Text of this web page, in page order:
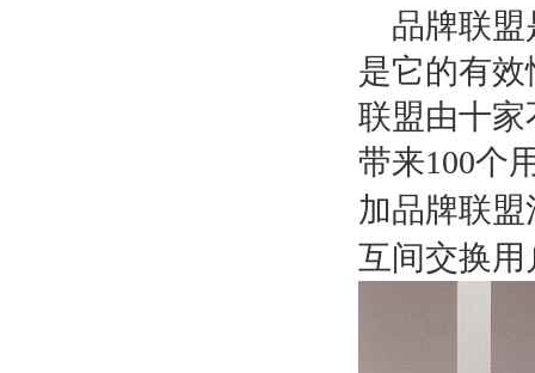
品牌联
是它的有
联盟由十家
带来100个
加品牌联
互间交换